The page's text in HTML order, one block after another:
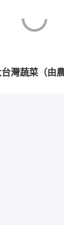
灣蔬菜（由